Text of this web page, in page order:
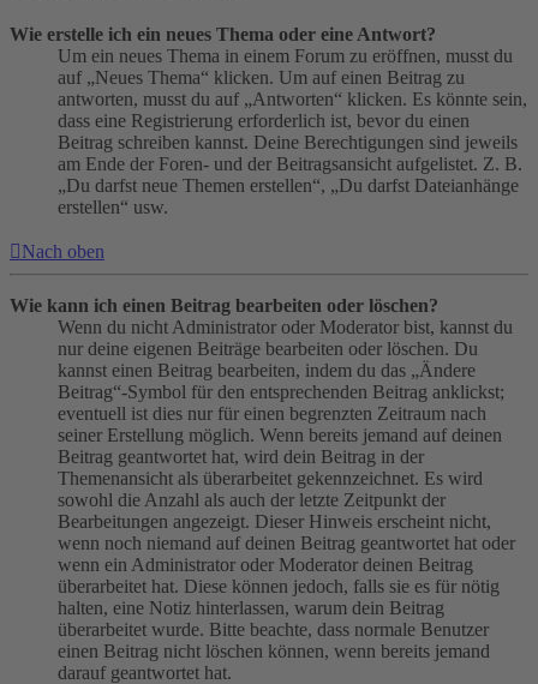
Wie erstelle ich ein neues Thema oder eine Antwort?
Um ein neues Thema in einem Forum zu eröffnen, musst du
auf „Neues Thema“ klicken. Um auf einen Beitrag zu
antworten, musst du auf „Antworten“ klicken. Es könnte sein,
dass eine Registrierung erforderlich ist, bevor du einen
Beitrag schreiben kannst. Deine Berechtigungen sind jeweils
am Ende der Foren- und der Beitragsansicht aufgelistet. Z. B.
„Du darfst neue Themen erstellen“, „Du darfst Dateianhänge
erstellen“ usw.
Nach oben
Wie kann ich einen Beitrag bearbeiten oder löschen?
Wenn du nicht Administrator oder Moderator bist, kannst du
nur deine eigenen Beiträge bearbeiten oder löschen. Du
kannst einen Beitrag bearbeiten, indem du das „Ändere
Beitrag“-Symbol für den entsprechenden Beitrag anklickst;
eventuell ist dies nur für einen begrenzten Zeitraum nach
seiner Erstellung möglich. Wenn bereits jemand auf deinen
Beitrag geantwortet hat, wird dein Beitrag in der
Themenansicht als überarbeitet gekennzeichnet. Es wird
sowohl die Anzahl als auch der letzte Zeitpunkt der
Bearbeitungen angezeigt. Dieser Hinweis erscheint nicht,
wenn noch niemand auf deinen Beitrag geantwortet hat oder
wenn ein Administrator oder Moderator deinen Beitrag
überarbeitet hat. Diese können jedoch, falls sie es für nötig
halten, eine Notiz hinterlassen, warum dein Beitrag
überarbeitet wurde. Bitte beachte, dass normale Benutzer
einen Beitrag nicht löschen können, wenn bereits jemand
darauf geantwortet hat.